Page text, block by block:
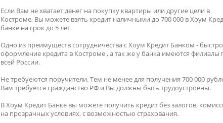
Если Вам не хватает денег на покупку квартиры или другие цели в
Костроме, Вы можете взять кредит наличными до 700 000 в Хоум
банке на срок до 5 лет.
Одно из преимуществ сотрудничества с Хоум Кредит Банком -
оформление кредита в Костроме , а так же у банка имеются филиалы
всей России.
Не требуеются поручители. Тем не менее для получения 700 000
Вам требуется гражданство РФ и Вы должны быть трудоустроены.
В Хоум Кредит Банке вы можете получить кредит без залогов,
на прозрачных условиях, с возможностью страхования.